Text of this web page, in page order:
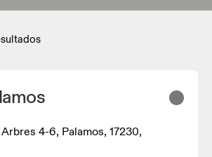
4-6, Palamos, 17230,